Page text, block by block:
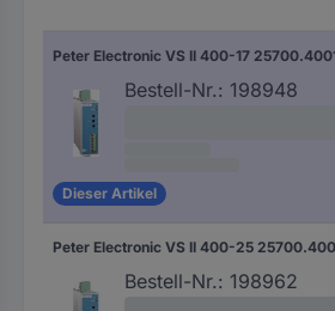
Bestell-Nr.: 198948
Dieser Artikel
Bestell-Nr.: 198962